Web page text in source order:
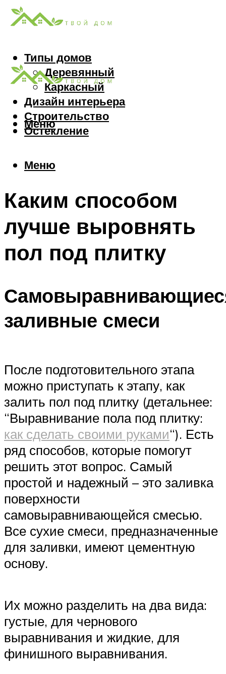
Типы домов
Деревянный
Каркасный
Дизайн интерьера
Строительство
Остекление
Меню
Меню
Каким способом
лучше выровнять
пол под плитку
заливные смеси
После подготовительного этапа
можно приступать к этапу, как
залить пол под плитку (детальнее:
“Выравнивание пола под плитку:
как сделать своими руками“). Есть
ряд способов, которые помогут
решить этот вопрос. Самый
простой и надежный – это заливка
поверхности
самовыравнивающейся смесью.
Все сухие смеси, предназначенные
для заливки, имеют цементную
основу.
Их можно разделить на два вида:
густые, для чернового
выравнивания и жидкие, для
финишного выравнивания.